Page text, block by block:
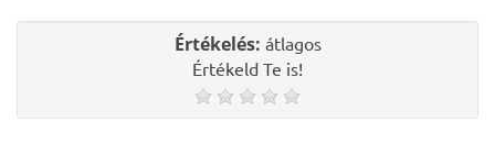
Értékelés: átlagos
Értékeld Te is!